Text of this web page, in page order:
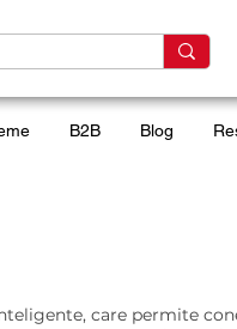
B2B Blog
care permite